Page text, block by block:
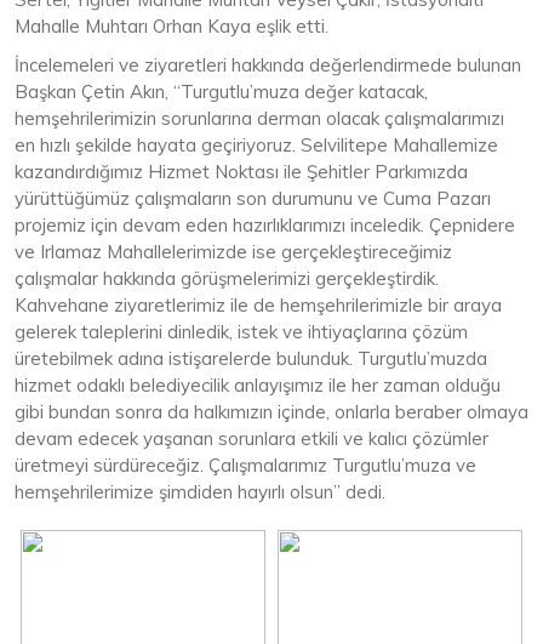
Mahalle Muhtarı Orhan Kaya eşlik etti.
İncelemeleri ve ziyaretleri hakkında değerlendirmede bulunan
Başkan Çetin Akın, “Turgutlu’muza değer katacak,
hemşehrilerimizin sorunlarına derman olacak çalışmalarımızı
en hızlı şekilde hayata geçiriyoruz. Selvilitepe Mahallemize
kazandırdığımız Hizmet Noktası ile Şehitler Parkımızda
yürüttüğümüz çalışmaların son durumunu ve Cuma Pazarı
projemiz için devam eden hazırlıklarımızı inceledik. Çepnidere
ve Irlamaz Mahallelerimizde ise gerçekleştireceğimiz
çalışmalar hakkında görüşmelerimizi gerçekleştirdik.
Kahvehane ziyaretlerimiz ile de hemşehrilerimizle bir araya
gelerek taleplerini dinledik, istek ve ihtiyaçlarına çözüm
üretebilmek adına istişarelerde bulunduk. Turgutlu’muzda
hizmet odaklı belediyecilik anlayışımız ile her zaman olduğu
gibi bundan sonra da halkımızın içinde, onlarla beraber olmaya
devam edecek yaşanan sorunlara etkili ve kalıcı çözümler
üretmeyi sürdüreceğiz. Çalışmalarımız Turgutlu’muza ve
hemşehrilerimize şimdiden hayırlı olsun” dedi.